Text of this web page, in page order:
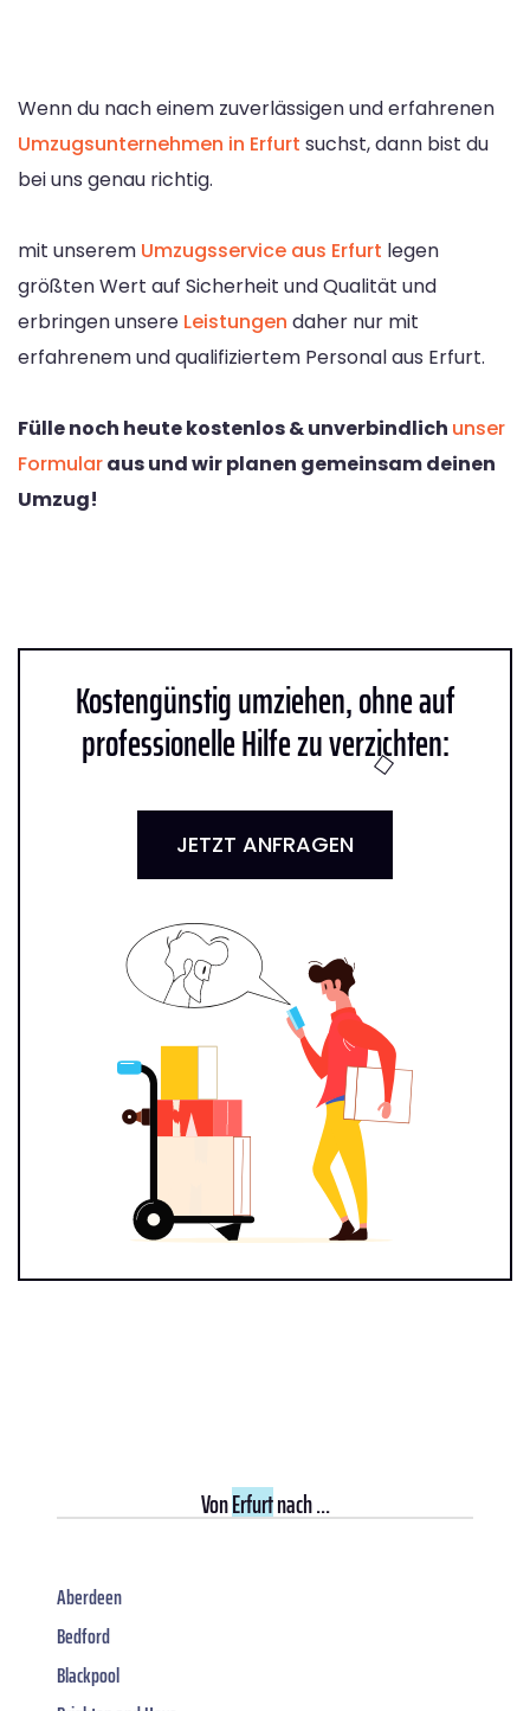
Wenn du nach einem zuverlässigen und erfahrenen
Umzugsunternehmen in Erfurt suchst, dann bist du
bei uns genau richtig.
mit unserem Umzugsservice aus Erfurt legen
größten Wert auf Sicherheit und Qualität und
erbringen unsere Leistungen daher nur mit
erfahrenem und qualifiziertem Personal aus Erfurt.
Fülle noch heute kostenlos & unverbindlich unser
Formularaus und wir planen gemeinsam deinen
Umzug!
Kostengünstig umziehen, ohne auf
professionelle Hilfe zu verzichten:
JETZT ANFRAGEN
VonErfurtnach ...
Aberdeen
Bedford
Blackpool